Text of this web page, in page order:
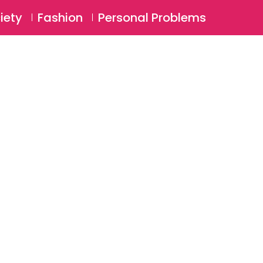
Login ⚲
Fashion Personal Problems